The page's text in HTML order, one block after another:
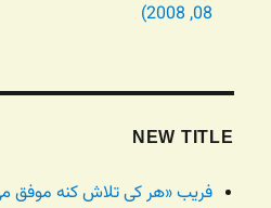
08, 2008)
NEW TITLE
فریب «هر کی تلاش کنه موفق